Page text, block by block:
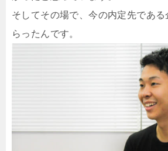
そしてその場で、今の内定先である
らったんです。